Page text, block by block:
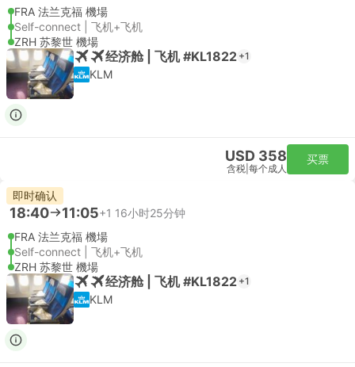
FRA 法兰克福 機場
Self-connect | 飞机+飞机
ZRH 苏黎世 機場
经济舱 | 飞机 #KL1822 +1
KLM
USD 358
含税 每个成人
买票
即时确认
18:40 11:05+1 16小时25分钟
FRA 法兰克福 機場
Self-connect | 飞机+飞机
ZRH 苏黎世 機場
经济舱 | 飞机 #KL1822 +1
KLM